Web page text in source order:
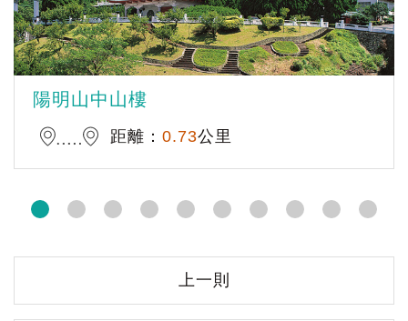
陽明山中山樓
距離： 0.73公里
上一則